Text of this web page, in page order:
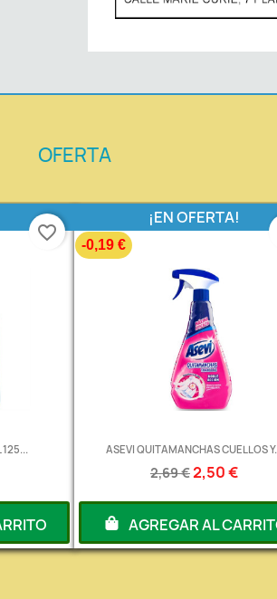
OFERTA
125...
favorite_border
ASEVI QUITAMANCHAS CUELLOS
2,69 €2,50 €
¡EN OFERTA!
-0,19 €
AGREGAR AL